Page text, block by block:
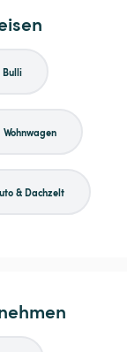
Bulli
Wohnwagen
& Dachzelt